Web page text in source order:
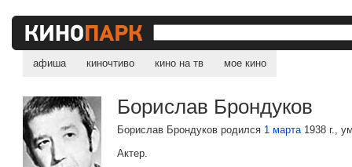
афиша киночтиво кино на тв мое кино
Борислав Брондуков
Борислав Брондуков родился 1 марта1938 г.,
Актер.